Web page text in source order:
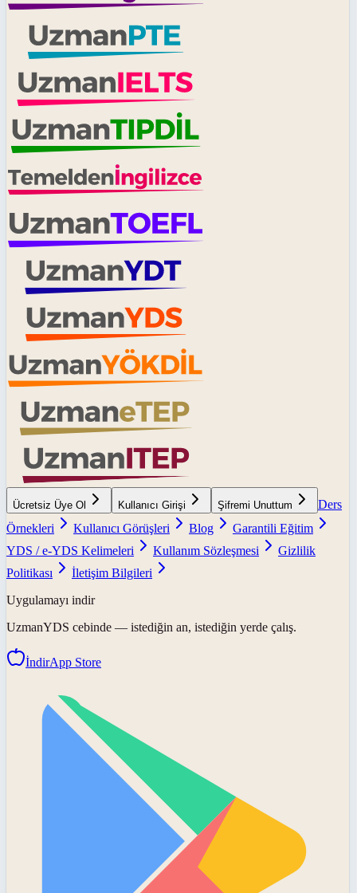
Ücretsiz Üye Ol Kullanıcı Girişi Şifremi Unuttum
Ders
Örnekleri
Kullanıcı Görüşleri Blog
Garantili Eğitim
YDS / e-YDS Kelimeleri
Kullanım Sözleşmesi
Gizlilik
Politikası
İletişim Bilgileri
Uygulamayı indir
UzmanYDS cebinde — istediğin an, istediğin yerde çalış.
İndirApp Store